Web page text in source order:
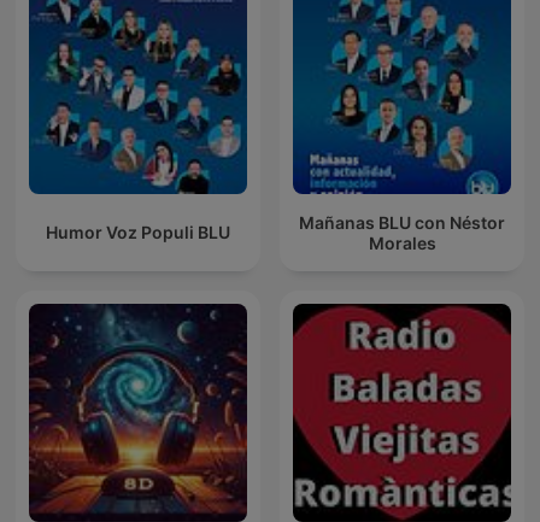
Humor Voz Populi BLU
Mañanas BLU con Néstor
Morales